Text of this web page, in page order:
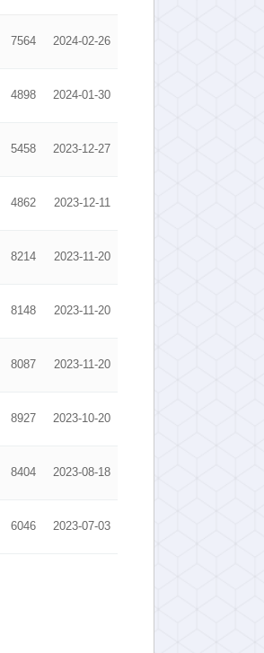
7564 2024-02-26
4898 2024-01-30
5458 2023-12-27
4862 2023-12-11
8214 2023-11-20
8148 2023-11-20
8087 2023-11-20
8927 2023-10-20
8404 2023-08-18
6046 2023-07-03